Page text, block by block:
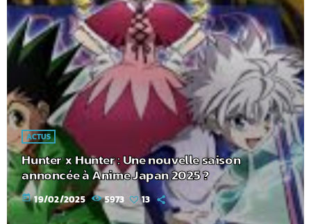
ACTUS
Hunter x Hunter : Une nouvelle saison
annoncée à Anime Japan 2025 ?
today 19/02/2025 5973 13